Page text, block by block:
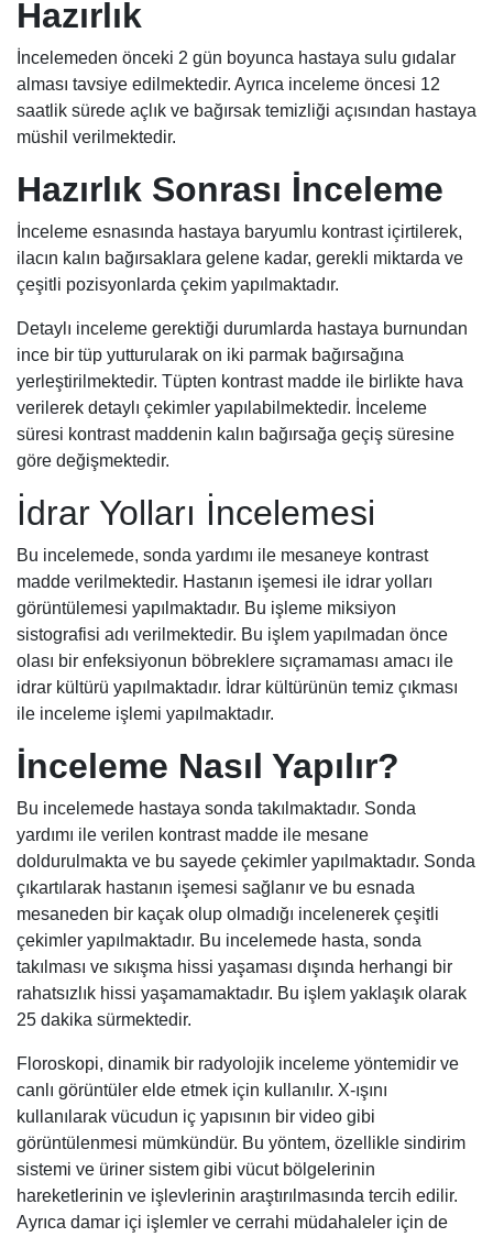
Hazırlık
İncelemeden önceki 2 gün boyunca hastaya sulu gıdalar
alması tavsiye edilmektedir. Ayrıca inceleme öncesi 12
saatlik sürede açlık ve bağırsak temizliği açısından hastaya
müshil verilmektedir.
Hazırlık Sonrası İnceleme
İnceleme esnasında hastaya baryumlu kontrast içirtilerek,
ilacın kalın bağırsaklara gelene kadar, gerekli miktarda ve
çeşitli pozisyonlarda çekim yapılmaktadır.
Detaylı inceleme gerektiği durumlarda hastaya burnundan
ince bir tüp yutturularak on iki parmak bağırsağına
yerleştirilmektedir. Tüpten kontrast madde ile birlikte hava
verilerek detaylı çekimler yapılabilmektedir. İnceleme
süresi kontrast maddenin kalın bağırsağa geçiş süresine
göre değişmektedir.
İdrar Yolları İncelemesi
Bu incelemede, sonda yardımı ile mesaneye kontrast
madde verilmektedir. Hastanın işemesi ile idrar yolları
görüntülemesi yapılmaktadır. Bu işleme miksiyon
sistografisi adı verilmektedir. Bu işlem yapılmadan önce
olası bir enfeksiyonun böbreklere sıçramaması amacı ile
idrar kültürü yapılmaktadır. İdrar kültürünün temiz çıkması
ile inceleme işlemi yapılmaktadır.
İnceleme Nasıl Yapılır?
Bu incelemede hastaya sonda takılmaktadır. Sonda
yardımı ile verilen kontrast madde ile mesane
doldurulmakta ve bu sayede çekimler yapılmaktadır. Sonda
çıkartılarak hastanın işemesi sağlanır ve bu esnada
mesaneden bir kaçak olup olmadığı incelenerek çeşitli
çekimler yapılmaktadır. Bu incelemede hasta, sonda
takılması ve sıkışma hissi yaşaması dışında herhangi bir
rahatsızlık hissi yaşamamaktadır. Bu işlem yaklaşık olarak
25 dakika sürmektedir.
Floroskopi, dinamik bir radyolojik inceleme yöntemidir ve
canlı görüntüler elde etmek için kullanılır. X-ışını
kullanılarak vücudun iç yapısının bir video gibi
görüntülenmesi mümkündür. Bu yöntem, özellikle sindirim
sistemi ve üriner sistem gibi vücut bölgelerinin
hareketlerinin ve işlevlerinin araştırılmasında tercih edilir.
Ayrıca damar içi işlemler ve cerrahi müdahaleler için de